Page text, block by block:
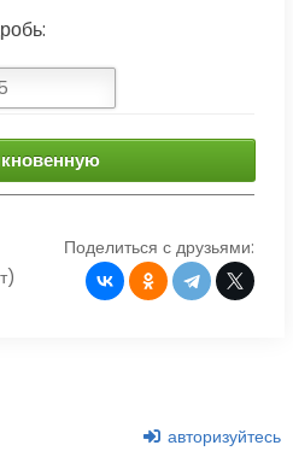
Поделиться с друзьями:
авторизуйтесь